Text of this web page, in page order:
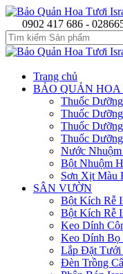
0902 417 686 -
Trang chủ
BẢO QUẢN HOA
Thuốc
Thuốc
Thuốc
Thuốc
Nước
Bột Nhuộm
Sơn Xịt Màu
SÂN VƯỜN
Bột Kích Rễ
Bột Kích Rễ
Keo Dính
Keo Dính Bọ
Lắp Đặt
Đèn Trồng